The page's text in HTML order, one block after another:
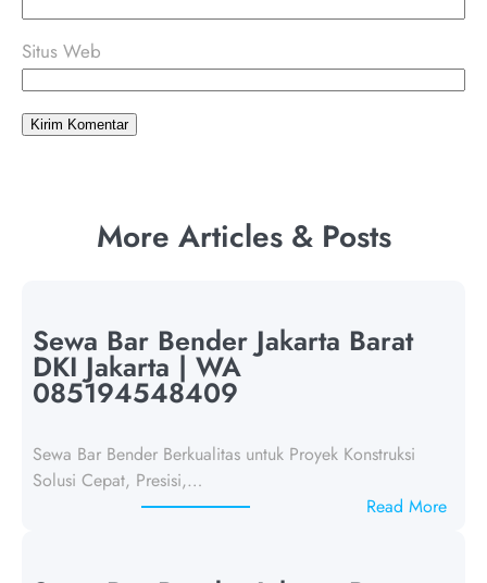
Situs Web
More Articles & Posts
Sewa Bar Bender Jakarta Barat
DKI Jakarta | WA
085194548409
Sewa Bar Bender Berkualitas untuk Proyek Konstruksi
Solusi Cepat, Presisi,…
Read More: